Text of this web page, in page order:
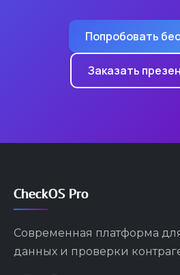
Попробовать
Заказать
CheckOS Pro
Современная платформа
данных и проверки